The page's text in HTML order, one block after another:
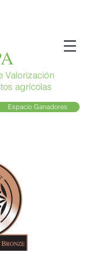
Valorización
agrícolas
Espacio Ganadores